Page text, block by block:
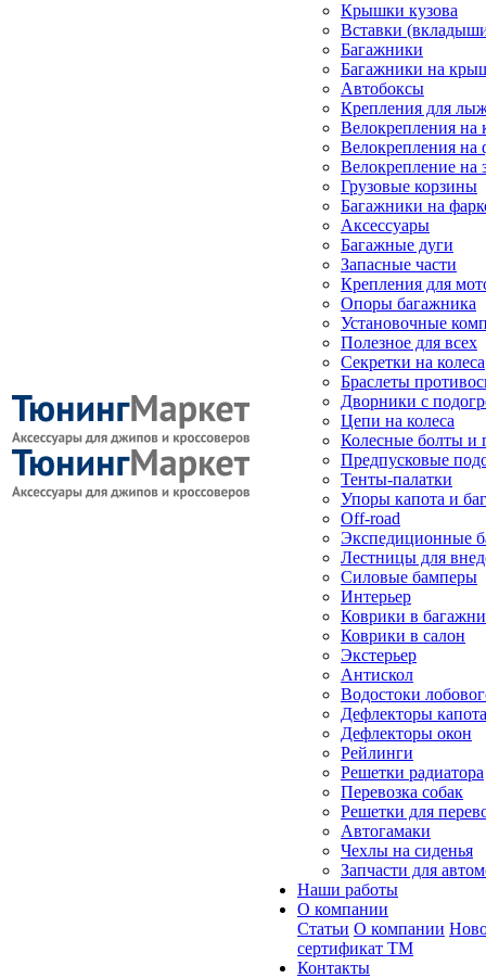
Крышки кузова
Вставки
Багажники
Багажники на
Автобоксы
Крепления для
Велокрепления
Велокрепления на
Велокрепление на
Грузовые корзины
Багажники на
Аксессуары
Багажные дуги
Запасные части
Крепления для
Опоры багажника
Установочные
Полезное для всех
Секретки на колеса
Браслеты
Дворники с
Цепи на колеса
Колесные болты и
Предпусковые
Тенты-палатки
Упоры капота и
Off-road
Экспедиционные
Лестницы для
Силовые бамперы
Интерьер
Коврики в
Коврики в салон
Экстерьер
Антискол
Водостоки
Дефлекторы капота
Дефлекторы окон
Рейлинги
Решетки радиатора
Перевозка собак
Решетки для
Автогамаки
Чехлы на сиденья
Запчасти для
Наши работы
О компании
Статьи О компании
сертификат ТМ
Контакты